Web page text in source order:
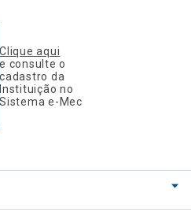
Clique aqui
e consulte o
cadastro da
Instituição no
Sistema e-Mec